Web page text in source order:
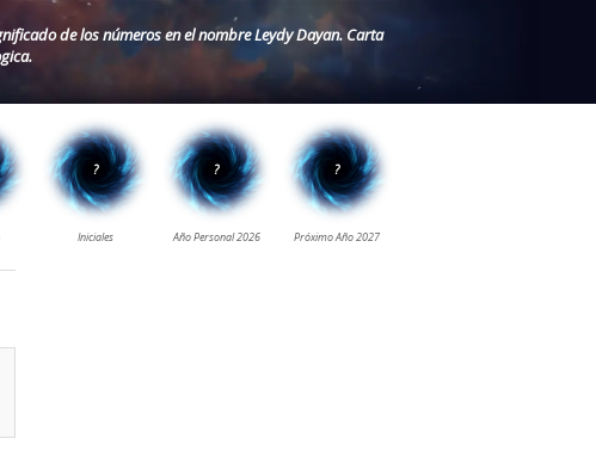
de los números en el nombre Leydy Dayan. Carta